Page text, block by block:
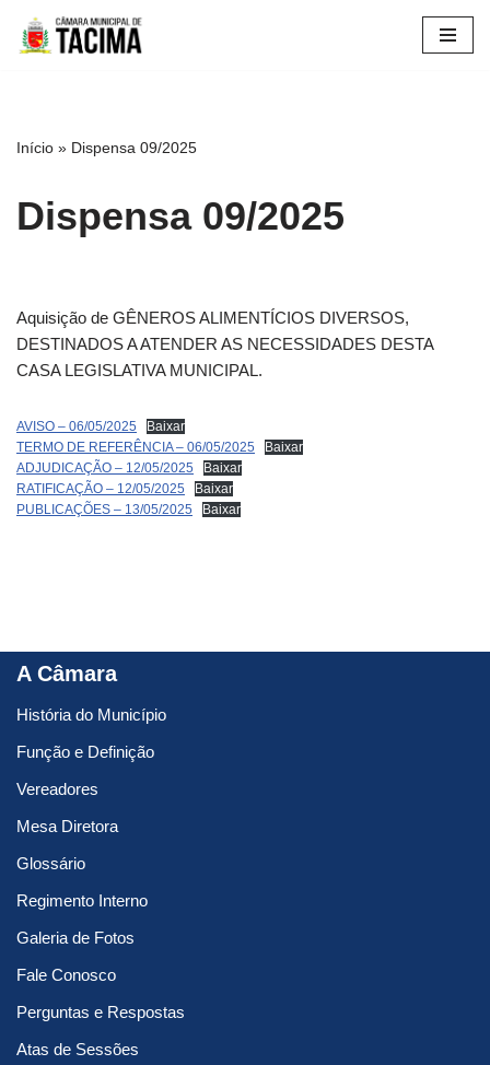
Pular
Início » Dispensa 09/2025
Dispensa 09/2025
Aquisição de GÊNEROS ALIMENTÍCIOS DIVERSOS,
DESTINADOS A ATENDER AS NECESSIDADES DESTA
CASA LEGISLATIVA MUNICIPAL.
AVISO – 06/05/2025
Baixar
TERMO DE REFERÊNCIA – 06/05/2025
Baixar
ADJUDICAÇÃO – 12/05/2025
Baixar
RATIFICAÇÃO – 12/05/2025
Baixar
PUBLICAÇÕES – 13/05/2025
Baixar
A Câmara
História do Município
Função e Definição
Vereadores
Mesa Diretora
Glossário
Regimento Interno
Galeria de Fotos
Fale Conosco
Perguntas e Respostas
Atas de Sessões